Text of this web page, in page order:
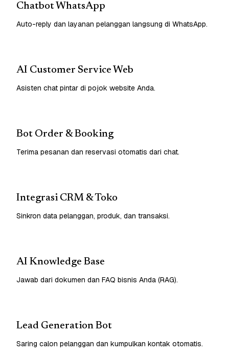
Chatbot WhatsApp
Auto-reply dan layanan pelanggan langsung di WhatsApp.
AI Customer Service Web
Asisten chat pintar di pojok website Anda.
Bot Order & Booking
Terima pesanan dan reservasi otomatis dari chat.
Integrasi CRM & Toko
Sinkron data pelanggan, produk, dan transaksi.
AI Knowledge Base
Jawab dari dokumen dan FAQ bisnis Anda (RAG).
Lead Generation Bot
Saring calon pelanggan dan kumpulkan kontak otomatis.